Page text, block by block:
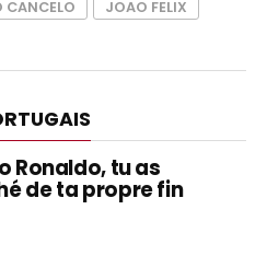
CANCELO
JOAO FELIX
Ronaldo, tu as
de ta propre fin